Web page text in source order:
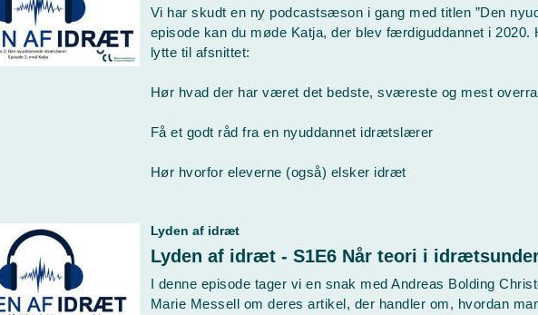
Vi har skudt en ny podcastsæson i gang med titlen ”Den
episode kan du møde Katja, der blev færdiguddannet i 2020.
lytte til afsnittet:
Hør hvad der har været det bedste, sværeste og mest
Få et godt råd fra en nyuddannet idrætslærer
Hør hvorfor eleverne (også) elsker idræt
Lyden af idræt
I denne episode tager vi en snak med Andreas Bolding
Marie Messell om deres artikel, der handler om, hvordan